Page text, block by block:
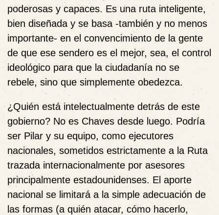
poderosas y capaces. Es una ruta inteligente,
bien diseñada y se basa -también y no menos
importante- en el convencimiento de la gente
de que ese sendero es el mejor, sea, el control
ideológico para que la ciudadanía no se
rebele, sino que simplemente obedezca.
¿Quién está intelectualmente detrás de este
gobierno? No es Chaves desde luego. Podría
ser Pilar y su equipo, como ejecutores
nacionales, sometidos estrictamente a la Ruta
trazada internacionalmente por asesores
principalmente estadounidenses. El aporte
nacional se limitará a la simple adecuación de
las formas (a quién atacar, cómo hacerlo,